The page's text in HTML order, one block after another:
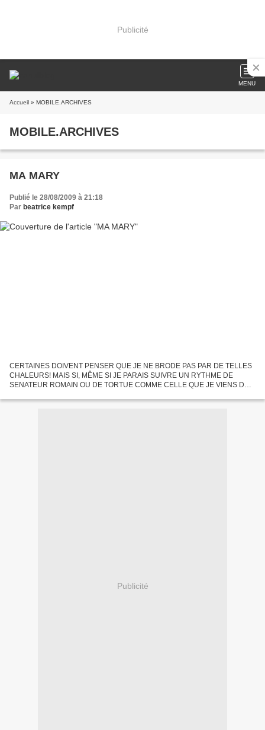
Publicité
MENU
Accueil » MOBILE.ARCHIVES
MOBILE.ARCHIVES
MA MARY
Publié le 28/08/2009 à 21:18
Par beatrice kempf
CERTAINES DOIVENT PENSER QUE JE NE BRODE PAS PAR DE TELLES
CHALEURS! MAIS SI, MÊME SI JE PARAIS SUIVRE UN RYTHME DE
SENATEUR ROMAIN OU DE TORTUE COMME CELLE QUE JE VIENS DE
HOMME ,JE DEFAIS PRESQUE...
Publicité